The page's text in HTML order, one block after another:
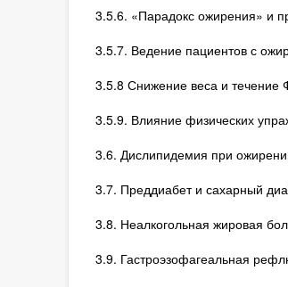
3.5.6. «Парадокс ожирения» и
3.5.7. Ведение пациентов с
3.5.8 Снижение веса и течение
3.5.9. Влияние физических
3.6. Дислипидемия при
3.7. Преддиабет и сахарный
3.8. Неалкогольная жировая
3.9. Гастроэзофагеальная